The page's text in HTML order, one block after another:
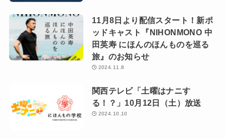
11月8日より配信スタート！新ポ
ッドキャスト『NIHONMONO 中
田英寿 にほんのほんものを巡る
旅』のお知らせ
2024.11.8
関西テレビ「土曜はナニす
る！？」10月12日（土）放送
2024.10.10